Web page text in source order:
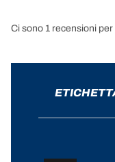
Ci sono 1 recensioni